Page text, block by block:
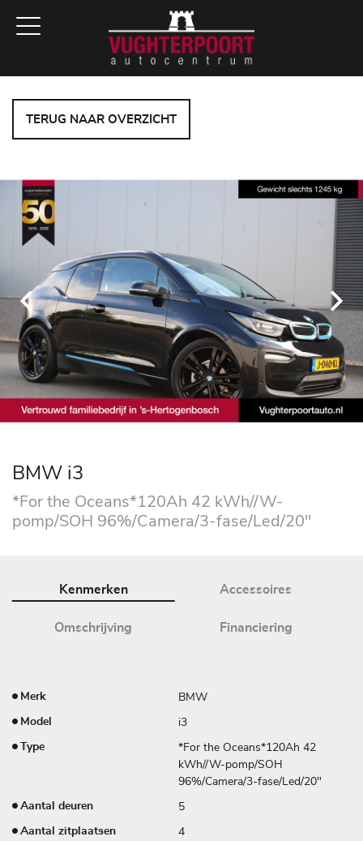
TERUG NAAR OVERZICHT
BMW i3
*For the Oceans*120Ah 42 kWh//W-
pomp/SOH 96%/Camera/3-fase/Led/20"
Kenmerken Accessoires
Omschrijving Financiering
Merk BMW
Model i3
Type
*For the Oceans*120Ah 42
kWh//W-pomp/SOH
96%/Camera/3-fase/Led/20"
Aantal deuren 5
Aantal zitplaatsen 4